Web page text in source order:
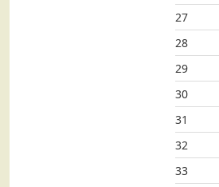
27
28
29
30
31
32
33